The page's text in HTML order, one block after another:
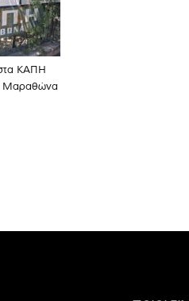
ΚΑΠΗ
Μαραθώνα